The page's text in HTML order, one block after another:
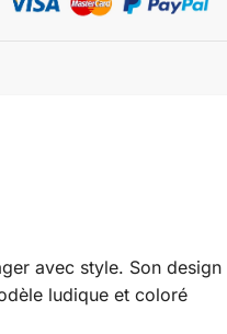
avec style. Son design
ludique et coloré